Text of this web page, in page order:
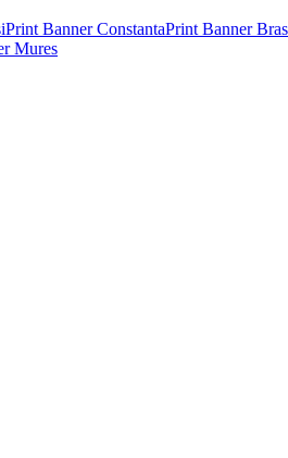
Print BannerConstantaPrint Banner
Mures